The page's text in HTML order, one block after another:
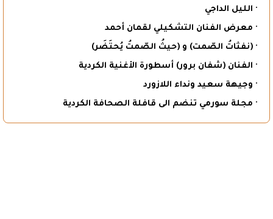
· الليل الداجي
· معرض الفنان التشكيلي لقمان أحمد
· (نفثاتُ الصّمت) و (حيثُ الصّمتُ يُحتَضَر)
· الفنان (شفان برور) أسطورة الأغنية الكردية
· وجيهة سعيد ونداء اللازورد
· مجلة سورمي تنضم الى قافلة الصحافة الكردية